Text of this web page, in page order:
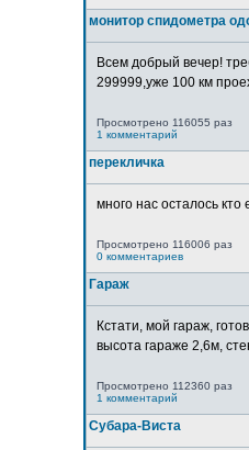
монитор спидометра
Всем добрый вечер!
299999,уже 100 км
Просмотрено 116055 раз
1 комментарий
перекличка
много нас осталось
Просмотрено 116006 раз
0 комментариев
Гараж
Кстати, мой гараж,
высота гараже 2,6м,
Просмотрено 112360 раз
1 комментарий
Субара-Виста